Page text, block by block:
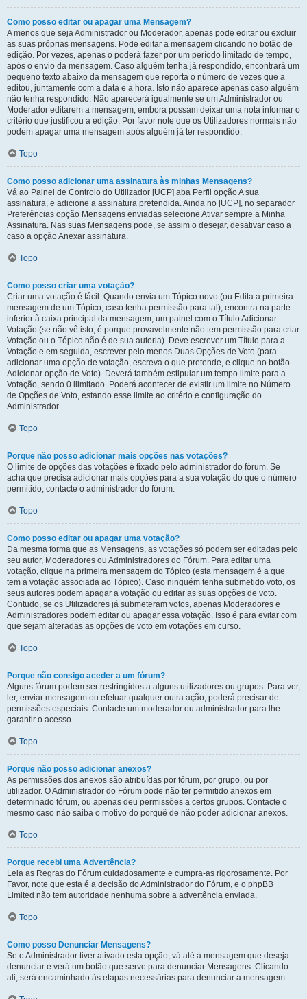
Como posso editar ou apagar uma Mensagem?
A menos que seja Administrador ou Moderador, apenas pode editar ou excluir
as suas próprias mensagens. Pode editar a mensagem clicando no botão de
edição. Por vezes, apenas o poderá fazer por um período limitado de tempo,
após o envio da mensagem. Caso alguém tenha já respondido, encontrará um
pequeno texto abaixo da mensagem que reporta o número de vezes que a
editou, juntamente com a data e a hora. Isto não aparece apenas caso alguém
não tenha respondido. Não aparecerá igualmente se um Administrador ou
Moderador editarem a mensagem, embora possam deixar uma nota informar o
critério que justificou a edição. Por favor note que os Utilizadores normais não
podem apagar uma mensagem após alguém já ter respondido.
Topo
Como posso adicionar uma assinatura às minhas Mensagens?
Vá ao Painel de Controlo do Utilizador [UCP] aba Perfil opção A sua
assinatura, e adicione a assinatura pretendida. Ainda no [UCP], no separador
Preferências opção Mensagens enviadas selecione Ativar sempre a Minha
Assinatura. Nas suas Mensagens pode, se assim o desejar, desativar caso a
caso a opção Anexar assinatura.
Topo
Como posso criar uma votação?
Criar uma votação é fácil. Quando envia um Tópico novo (ou Edita a primeira
mensagem de um Tópico, caso tenha permissão para tal), encontra na parte
inferior à caixa principal da mensagem, um painel com o Título Adicionar
Votação (se não vê isto, é porque provavelmente não tem permissão para criar
Votação ou o Tópico não é de sua autoria). Deve escrever um Título para a
Votação e em seguida, escrever pelo menos Duas Opções de Voto (para
adicionar uma opção de votação, escreva o que pretende, e clique no botão
Adicionar opção de Voto). Deverá também estipular um tempo limite para a
Votação, sendo 0 ilimitado. Poderá acontecer de existir um limite no Número
de Opções de Voto, estando esse limite ao critério e configuração do
Administrador.
Topo
Porque não posso adicionar mais opções nas votações?
O limite de opções das votações é fixado pelo administrador do fórum. Se
acha que precisa adicionar mais opções para a sua votação do que o número
permitido, contacte o administrador do fórum.
Topo
Como posso editar ou apagar uma votação?
Da mesma forma que as Mensagens, as votações só podem ser editadas pelo
seu autor, Moderadores ou Administradores do Fórum. Para editar uma
votação, clique na primeira mensagem do Tópico (esta mensagem é a que
tem a votação associada ao Tópico). Caso ninguém tenha submetido voto, os
seus autores podem apagar a votação ou editar as suas opções de voto.
Contudo, se os Utilizadores já submeteram votos, apenas Moderadores e
Administradores podem editar ou apagar essa votação. Isso é para evitar com
que sejam alteradas as opções de voto em votações em curso.
Topo
Porque não consigo aceder a um fórum?
Alguns fórum podem ser restringidos a alguns utilizadores ou grupos. Para ver,
ler, enviar mensagem ou efetuar qualquer outra ação, poderá precisar de
permissões especiais. Contacte um moderador ou administrador para lhe
garantir o acesso.
Topo
Porque não posso adicionar anexos?
As permissões dos anexos são atribuídas por fórum, por grupo, ou por
utilizador. O Administrador do Fórum pode não ter permitido anexos em
determinado fórum, ou apenas deu permissões a certos grupos. Contacte o
mesmo caso não saiba o motivo do porquê de não poder adicionar anexos.
Topo
Porque recebi uma Advertência?
Leia as Regras do Fórum cuidadosamente e cumpra-as rigorosamente. Por
Favor, note que esta é a decisão do Administrador do Fórum, e o phpBB
Limited não tem autoridade nenhuma sobre a advertência enviada.
Topo
Como posso Denunciar Mensagens?
Se o Administrador tiver ativado esta opção, vá até à mensagem que deseja
denunciar e verá um botão que serve para denunciar Mensagens. Clicando
ali, será encaminhado às etapas necessárias para denunciar a mensagem.